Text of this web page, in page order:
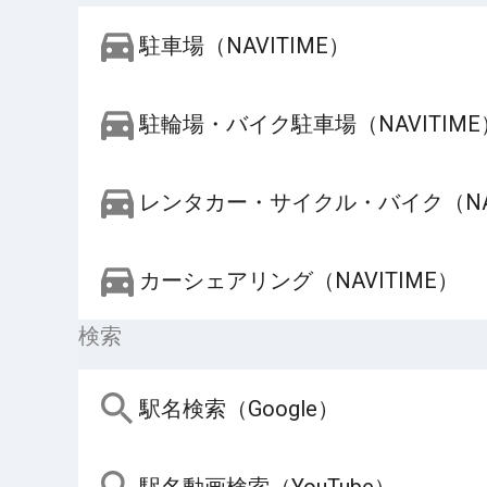
駐車場（NAVITIME）
駐輪場・バイク駐車場（NAVITIME
レンタカー・サイクル・バイク（
カーシェアリング（NAVITIME）
検索
駅名検索（Google）